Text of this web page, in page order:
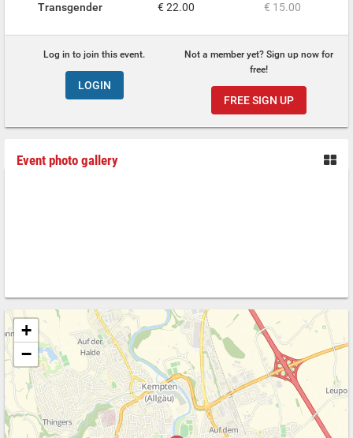
Transgender € 22.00 € 15.00
Log in to join this event.
LOGIN
Not a member yet? Sign up now for
free!
FREE SIGN UP
Event photo gallery
+
−